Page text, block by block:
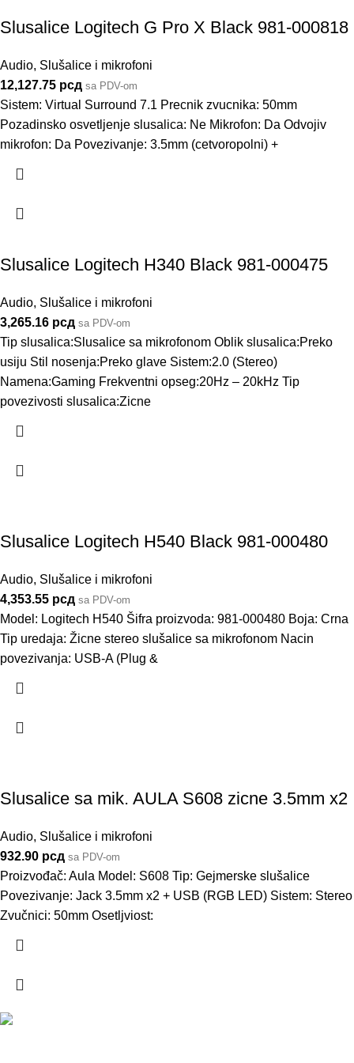
Slusalice Logitech G Pro X Black 981-000818
Audio, Slušalice i mikrofoni
12,127.75 рсд sa PDV-om
Sistem: Virtual Surround 7.1 Precnik zvucnika: 50mm
Pozadinsko osvetljenje slusalica: Ne Mikrofon: Da Odvojiv
mikrofon: Da Povezivanje: 3.5mm (cetvoropolni) +
Slusalice Logitech H340 Black 981-000475
Audio, Slušalice i mikrofoni
3,265.16 рсд sa PDV-om
Tip slusalica:Slusalice sa mikrofonom Oblik slusalica:Preko
usiju Stil nosenja:Preko glave Sistem:2.0 (Stereo)
Namena:Gaming Frekventni opseg:20Hz – 20kHz Tip
povezivosti slusalica:Zicne
Slusalice Logitech H540 Black 981-000480
Audio, Slušalice i mikrofoni
4,353.55 рсд sa PDV-om
Model: Logitech H540 Šifra proizvoda: 981-000480 Boja: Crna
Tip uredaja: Žicne stereo slušalice sa mikrofonom Nacin
povezivanja: USB-A (Plug &
Slusalice sa mik. AULA S608 zicne 3.5mm x2
Audio, Slušalice i mikrofoni
932.90 рсд sa PDV-om
Proizvođač: Aula Model: S608 Tip: Gejmerske slušalice
Povezivanje: Jack 3.5mm x2 + USB (RGB LED) Sistem: Stereo
Zvučnici: 50mm Osetljviost: